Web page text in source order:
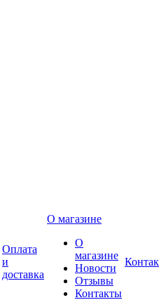
Оплата
и
доставка
О магазине
О
магазине
Новости
Отзывы
Контакты